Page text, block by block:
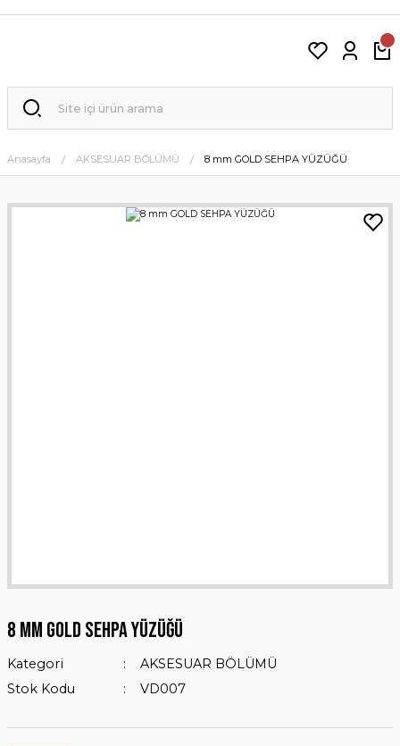
Anasayfa AKSESUAR BÖLÜMÜ 8 mm GOLD SEHPA YÜZÜĞÜ
8 mm GOLD SEHPA YÜZÜĞÜ
Kategori
AKSESUAR BÖLÜMÜ
Stok Kodu
VD007